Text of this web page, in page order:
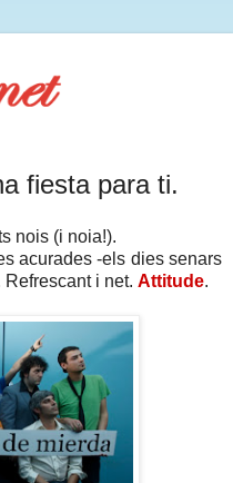
fiesta para ti.
nois (i noia!).
acurades -els dies senars
i net. Attitude.